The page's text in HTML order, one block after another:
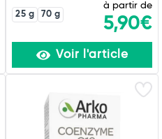
25 g 70 g
à partir de
5,90€
Voir l'article